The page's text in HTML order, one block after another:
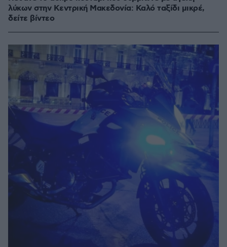
λύκων στην Κεντρική Μακεδονία: Καλό ταξίδι μικρέ,
δείτε βίντεο